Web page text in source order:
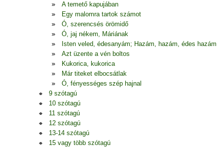
A temető kapujában
Egy malomra tartok számot
Ó, szerencsés örömidő
Ó, jaj nékem, Máriának
Isten veled, édesanyám; Hazám, hazám, édes hazám
Azt üzente a vén boltos
Kukorica, kukorica
Már titeket elbocsátlak
Ó, fényességes szép hajnal
9 szótagú
10 szótagú
11 szótagú
12 szótagú
13-14 szótagú
15 vagy több szótagú